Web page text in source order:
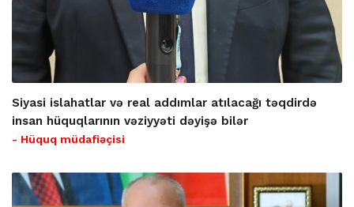
Siyasi islahatlar və real addımlar atılacağı təqdirdə
insan hüquqlarının vəziyyəti dəyişə bilər
- Hüquq müdafiəçisi